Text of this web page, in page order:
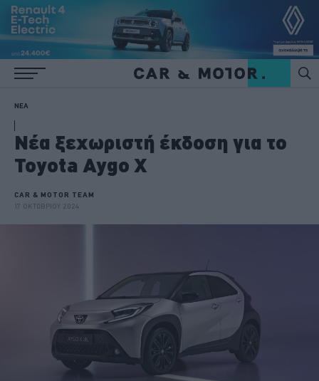
ΝΕΑ
Νέα ξεχωριστή έκδοση για το
Toyota Aygo X
CAR & MOTOR TEAM
17 ΟΚΤΩΒΡΙΟΥ 2024